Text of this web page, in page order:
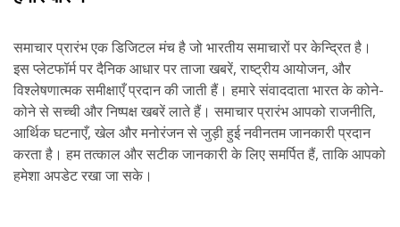
समाचार प्रारंभ एक डिजिटल मंच है जो भारतीय समाचारों पर केन्द्रित है।
इस प्लेटफॉर्म पर दैनिक आधार पर ताजा खबरें, राष्ट्रीय आयोजन, और
विश्लेषणात्मक समीक्षाएँ प्रदान की जाती हैं। हमारे संवाददाता भारत के कोने-
कोने से सच्ची और निष्पक्ष खबरें लाते हैं। समाचार प्रारंभ आपको राजनीति,
आर्थिक घटनाएँ, खेल और मनोरंजन से जुड़ी हुई नवीनतम जानकारी प्रदान
करता है। हम तत्काल और सटीक जानकारी के लिए समर्पित हैं, ताकि आपको
हमेशा अपडेट रखा जा सके।